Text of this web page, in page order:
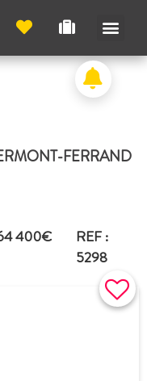
FERRAND
400€
REF :
5298